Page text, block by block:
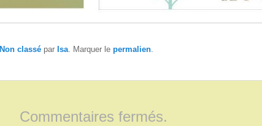
Non classé par Isa. Marquer le permalien.
Commentaires fermés.